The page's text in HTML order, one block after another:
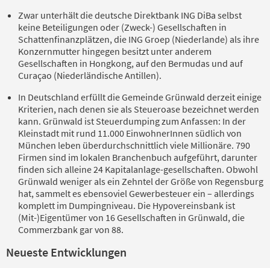
Zwar unterhält die deutsche Direktbank ING DiBa selbst
keine Beteiligungen oder (Zweck-) Gesellschaften in
Schattenfinanzplätzen, die ING Groep (Niederlande) als ihre
Konzernmutter hingegen besitzt unter anderem
Gesellschaften in Hongkong, auf den Bermudas und auf
Curaçao (Niederländische Antillen).
In Deutschland erfüllt die Gemeinde Grünwald derzeit einige
Kriterien, nach denen sie als Steueroase bezeichnet werden
kann. Grünwald ist Steuerdumping zum Anfassen: In der
Kleinstadt mit rund 11.000 EinwohnerInnen südlich von
München leben überdurchschnittlich viele Millionäre. 790
Firmen sind im lokalen Branchenbuch aufgeführt, darunter
finden sich alleine 24 Kapitalanlage-gesellschaften. Obwohl
Grünwald weniger als ein Zehntel der Größe von Regensburg
hat, sammelt es ebensoviel Gewerbesteuer ein – allerdings
komplett im Dumpingniveau. Die Hypovereinsbank ist
(Mit-)Eigentümer von 16 Gesellschaften in Grünwald, die
Commerzbank gar von 88.
Neueste Entwicklungen